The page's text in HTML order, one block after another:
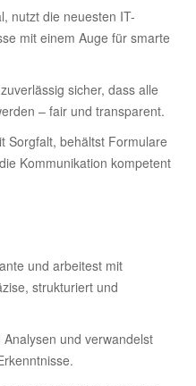
nutzt die neuesten IT-
mit einem Auge für smarte
sicher, dass alle
– fair und transparent.
Sorgfalt, behältst Formulare
Kommunikation kompetent
und arbeitest mit
strukturiert und
und verwandelst